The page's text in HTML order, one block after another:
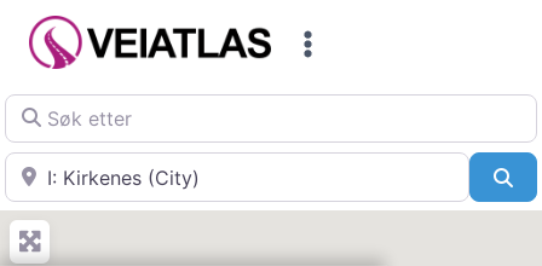
Skip
Søk etter
Nær